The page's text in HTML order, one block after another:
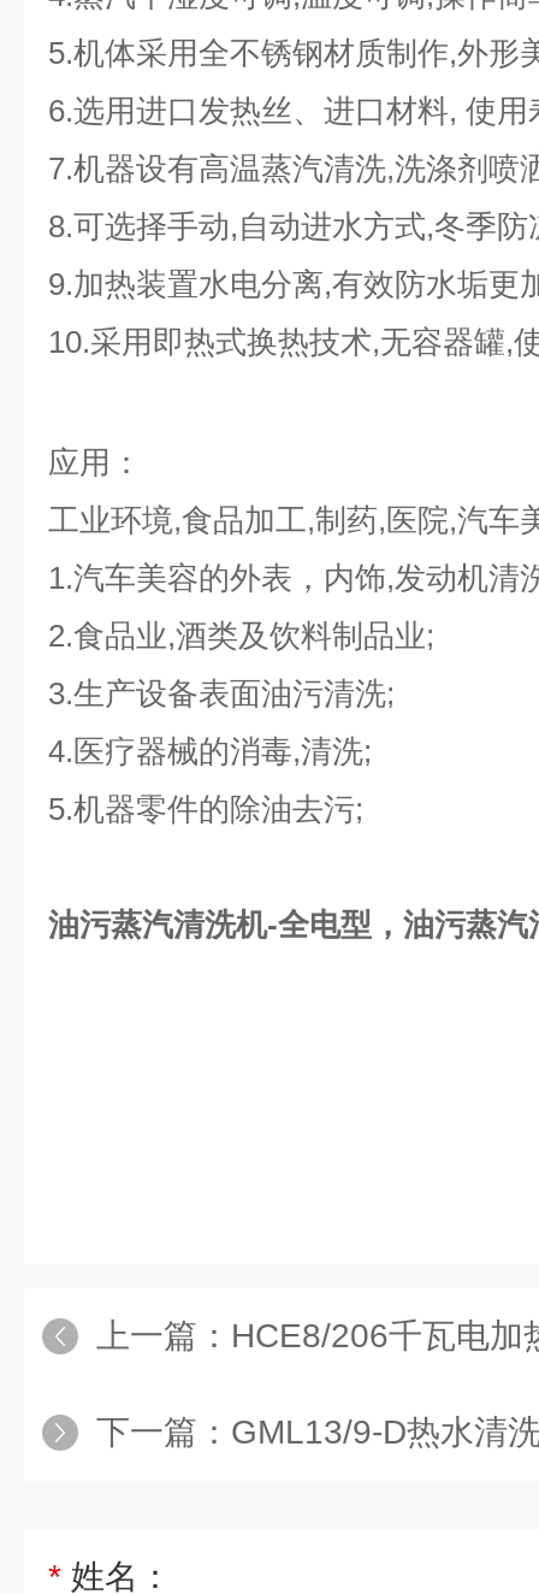
5.机体采用全不锈钢材质制作,外形
6.选用进口发热丝、进口材料, 使用
7.机器设有高温蒸汽清洗,洗涤剂喷
8.可选择手动,自动进水方式,冬季防
9.加热装置水电分离,有效防水垢更
10.采用即热式换热技术,无容器
应用：
工业环境,食品加工,制药,医院,汽车
1.汽车美容的外表，内饰,发动机清
2.食品业,酒类及饮料制品业;
3.生产设备表面油污清洗;
4.医疗器械的消毒,清洗;
5.机器零件的除油去污;
油污蒸汽清洗机-全电型 ， 油污蒸汽
上一篇： HCE8/206千瓦电加
下一篇： GML13/9-D热水清
* 姓名：